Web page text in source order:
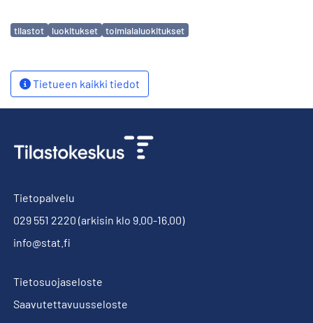
Avainsanat
tilastot luokitukset toimialaluokitukset
Tietueen kaikki tiedot
Tietopalvelu
029 551 2220 (arkisin klo 9.00-16.00)
info@stat.fi
Tietosuojaseloste
Saavutettavuusseloste